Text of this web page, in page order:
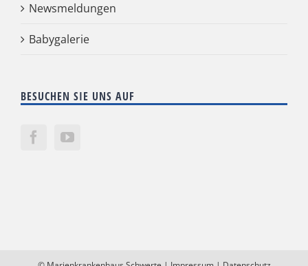
Newsmeldungen
Babygalerie
BESUCHEN SIE UNS AUF